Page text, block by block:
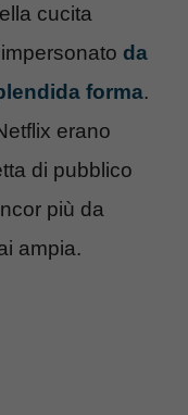
cucita
da
forma.
erano
di pubblico
più da
ampia.